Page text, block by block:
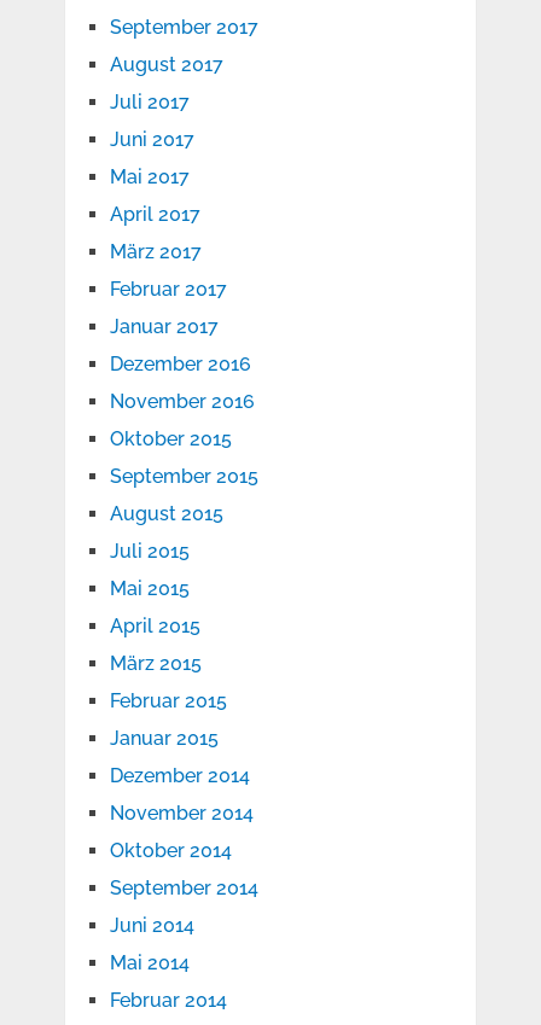
September 2017
August 2017
Juli 2017
Juni 2017
Mai 2017
April 2017
März 2017
Februar 2017
Januar 2017
Dezember 2016
November 2016
Oktober 2015
September 2015
August 2015
Juli 2015
Mai 2015
April 2015
März 2015
Februar 2015
Januar 2015
Dezember 2014
November 2014
Oktober 2014
September 2014
Juni 2014
Mai 2014
Februar 2014